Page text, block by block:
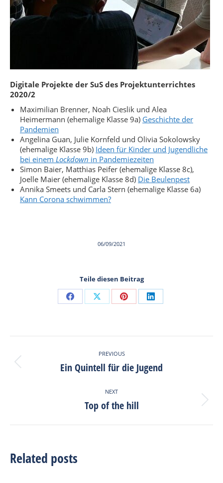
Digitale Projekte der SuS des Projektunterrichtes
2020/2
Maximilian Brenner, Noah Cieslik und Alea
Heimermann (ehemalige Klasse 9a) Geschichte der
Pandemien
Angelina Guan, Julie Kornfeld und Olivia Sokolowsky
(ehemalige Klasse 9b) Ideen für Kinder und Jugendliche
bei einem Lockdown in Pandemiezeiten
Simon Baier, Matthias Peifer (ehemalige Klasse 8c),
Joelle Maier (ehemalige Klasse 8d) Die Beulenpest
Annika Smeets und Carla Stern (ehemalige Klasse 6a)
Kann Corona schwimmen?
06/09/2021
Teile diesen Beitrag
Share
Facebook
Share
X
Share
Pinterest
Share
LinkedIn
navigation
PREVIOUS
Previous
Ein Quintell für die Jugend
NEXT
Next
Top of the hill
Related posts